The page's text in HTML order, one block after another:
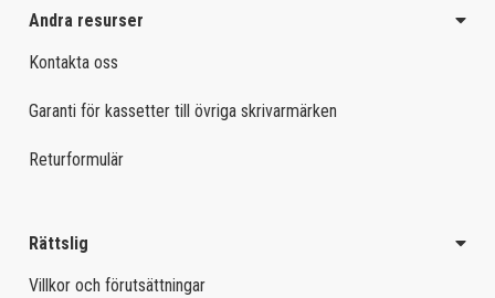
Andra resurser
Kontakta oss
Garanti för kassetter till övriga skrivarmärken
Returformulär
Rättslig
Villkor och förutsättningar